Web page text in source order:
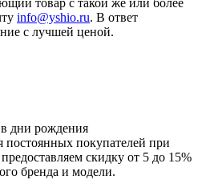
info@yshio.ru. В ответ
с лучшей ценой.
дни рождения
покупателей при
скидку от 5 до 15%
бренда и модели.